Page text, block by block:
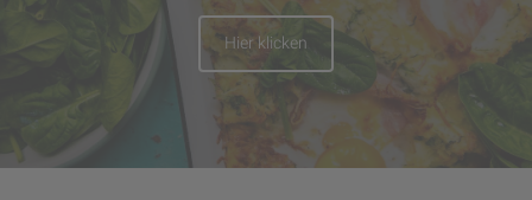
Hier klicken